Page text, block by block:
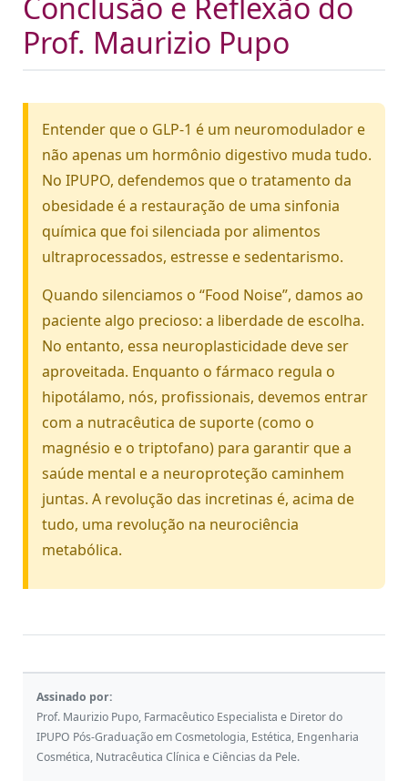
Prof. Maurizio Pupo
Entender que o GLP-1 é um neuromodulador e
não apenas um hormônio digestivo muda tudo.
No IPUPO, defendemos que o tratamento da
obesidade é a restauração de uma sinfonia
química que foi silenciada por alimentos
ultraprocessados, estresse e sedentarismo.
Quando silenciamos o “Food Noise”, damos ao
paciente algo precioso: a liberdade de escolha.
No entanto, essa neuroplasticidade deve ser
aproveitada. Enquanto o fármaco regula o
hipotálamo, nós, profissionais, devemos entrar
com a nutracêutica de suporte (como o
magnésio e o triptofano) para garantir que a
saúde mental e a neuroproteção caminhem
juntas. A revolução das incretinas é, acima de
tudo, uma revolução na neurociência
metabólica.
Assinado por:
Prof. Maurizio Pupo, Farmacêutico Especialista e Diretor do
IPUPO Pós-Graduação em Cosmetologia, Estética, Engenharia
Cosmética, Nutracêutica Clínica e Ciências da Pele.